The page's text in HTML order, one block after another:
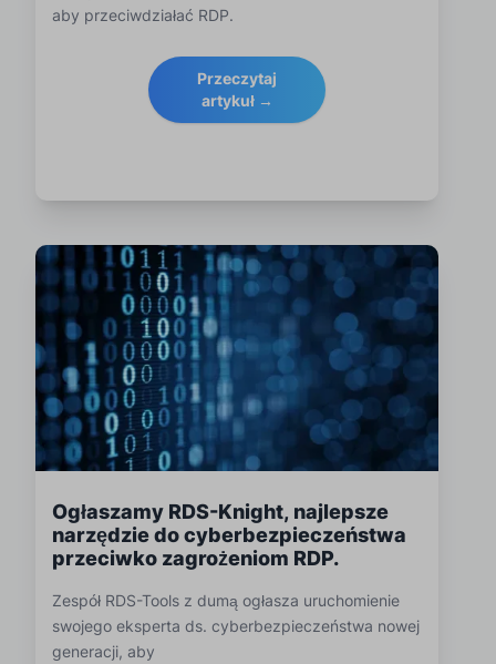
aby przeciwdziałać RDP.
Przeczytaj
artykuł →
Ogłaszamy RDS-Knight, najlepsze
narzędzie do cyberbezpieczeństwa
przeciwko zagrożeniom RDP.
Zespół RDS-Tools z dumą ogłasza uruchomienie
swojego eksperta ds. cyberbezpieczeństwa nowej
generacji, aby